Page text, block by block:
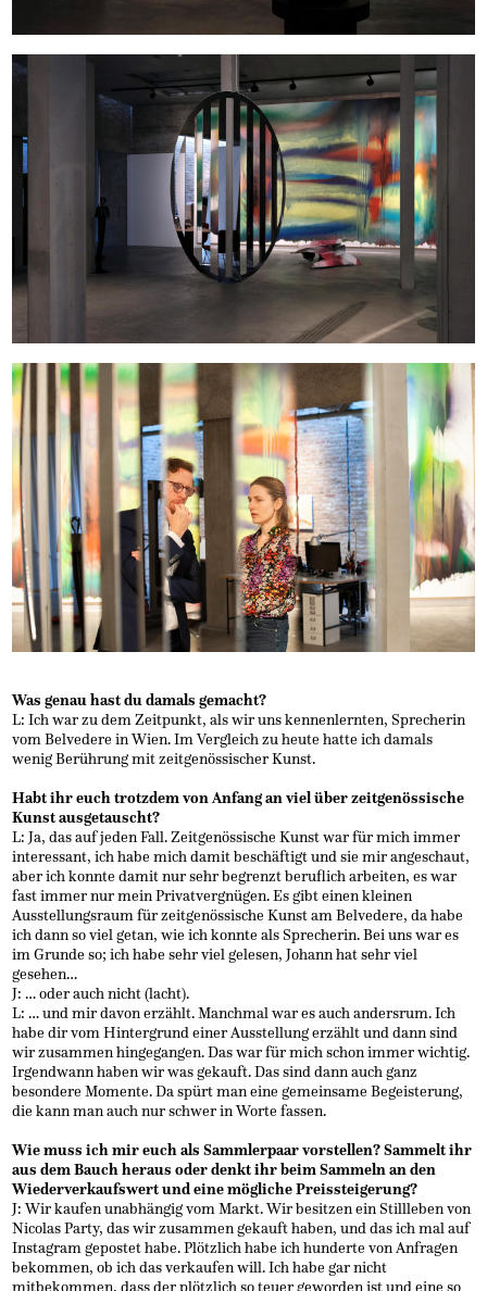
Was genau hast du damals gemacht?
L: Ich war zu dem Zeitpunkt, als wir uns kennenlernten, Sprecherin
vom Belvedere in Wien. Im Vergleich zu heute hatte ich damals
wenig Berührung mit zeitgenössischer Kunst.
Habt ihr euch trotzdem von Anfang an viel über zeitgenössische
Kunst ausgetauscht?
L: Ja, das auf jeden Fall. Zeitgenössische Kunst war für mich immer
interessant, ich habe mich damit beschäftigt und sie mir angeschaut,
aber ich konnte damit nur sehr begrenzt beruflich arbeiten, es war
fast immer nur mein Privatvergnügen. Es gibt einen kleinen
Ausstellungsraum für zeitgenössische Kunst am Belvedere, da habe
ich dann so viel getan, wie ich konnte als Sprecherin. Bei uns war es
im Grunde so; ich habe sehr viel gelesen, Johann hat sehr viel
gesehen…
J: … oder auch nicht (lacht).
L: … und mir davon erzählt. Manchmal war es auch andersrum. Ich
habe dir vom Hintergrund einer Ausstellung erzählt und dann sind
wir zusammen hingegangen. Das war für mich schon immer wichtig.
Irgendwann haben wir was gekauft. Das sind dann auch ganz
besondere Momente. Da spürt man eine gemeinsame Begeisterung,
die kann man auch nur schwer in Worte fassen.
Wie muss ich mir euch als Sammlerpaar vorstellen? Sammelt ihr
aus dem Bauch heraus oder denkt ihr beim Sammeln an den
Wiederverkaufswert und eine mögliche Preissteigerung?
J: Wir kaufen unabhängig vom Markt. Wir besitzen ein Stillleben von
Nicolas Party, das wir zusammen gekauft haben, und das ich mal auf
Instagram gepostet habe. Plötzlich habe ich hunderte von Anfragen
bekommen, ob ich das verkaufen will. Ich habe gar nicht
mitbekommen, dass der plötzlich so teuer geworden ist und eine so